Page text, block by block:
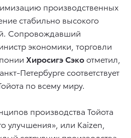
производственных
стабильно высокого
Сопровождавший
экономики, торговли
Хиросигэ Сэкоотметил,
Петербурге соответствует
по всему миру.
производства Тойота
улучшения», или Kaizen,